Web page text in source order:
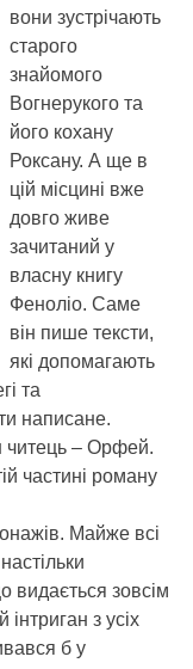
вони зустрічають
старого
знайомого
Вогнерукого та
його кохану
Роксану. А ще в
цій місцині вже
довго живе
зачитаний у
власну книгу
Феноліо. Саме
він пише тексти,
які допомагають
та
написане.
читець – Орфей.
частині роману
Майже всі
видається зовсім
з усіх
б у